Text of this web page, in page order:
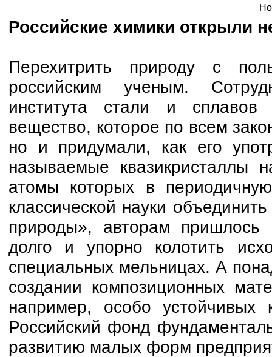
Российские химики открыли
Перехитрить природу с
российским ученым.
института стали и
вещество, которое по всем
но и придумали, как его
называемые
атомы которых в
классической науки
природы», авторам пришлось
долго и упорно колотить
специальных мельницах. А
создании композиционных
например, особо
Российский фонд
развитию малых форм